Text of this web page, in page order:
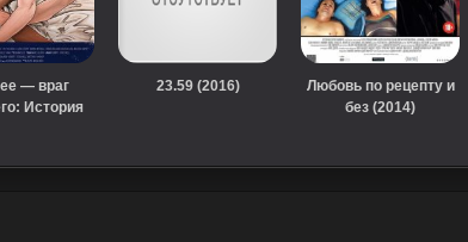
— враг
История
23.59 (2016)
Любовь по рецепту и
без (2014)